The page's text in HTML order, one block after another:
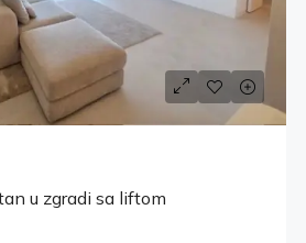
u zgradi sa liftom